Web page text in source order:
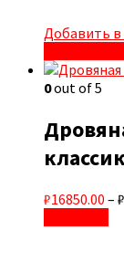
Добавить в
0out of 5
₽16850.00 –